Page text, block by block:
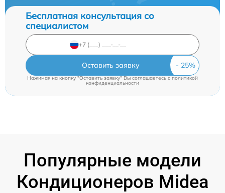
Бесплатная консультация со
специалистом
Оставить заявку
Нажимая на кнопку "Оставить заявку" Вы соглашаетесь cполитикой
конфиденциальности
Популярные модели
Кондиционеров Midea